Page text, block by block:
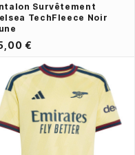
Survêtement
TechFleece Noir
€